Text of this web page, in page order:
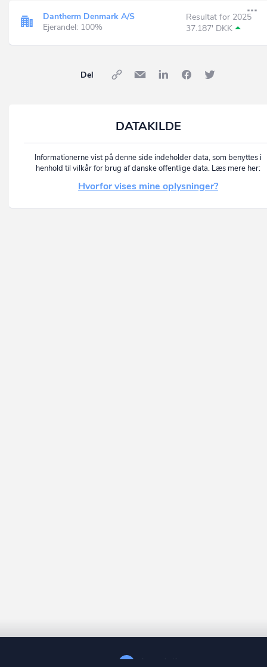
Dantherm Denmark A/S
Ejerandel: 100%
Resultat for 2025
37.187' DKK
Del
DATAKILDE
Informationerne vist på denne side indeholder data, som benyttes i
henhold til vilkår for brug af danske offentlige data. Læs mere her:
Hvorfor vises mine oplysninger?